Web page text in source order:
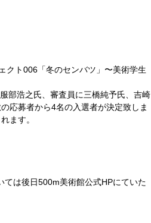
クト006「冬のセンバツ」〜美術学生
部浩之氏、審査員に三橋純予氏、吉崎
応募者から4名の入選者が決定致しま
ます。
は後日500m美術館公式HPにていた